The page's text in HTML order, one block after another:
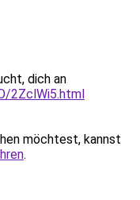
dich an
2ZclWi5.html
möchtest, kannst
.